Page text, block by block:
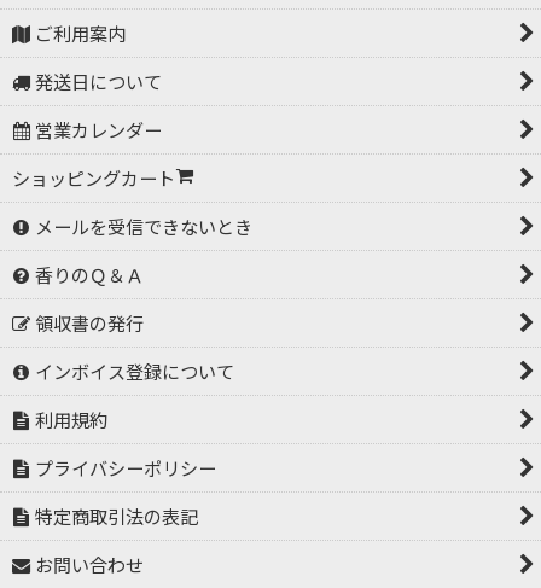
ご利用案内
発送日について
営業カレンダー
ショッピングカート
メールを受信できないとき
香りのＱ＆Ａ
領収書の発行
インボイス登録について
利用規約
プライバシーポリシー
特定商取引法の表記
お問い合わせ